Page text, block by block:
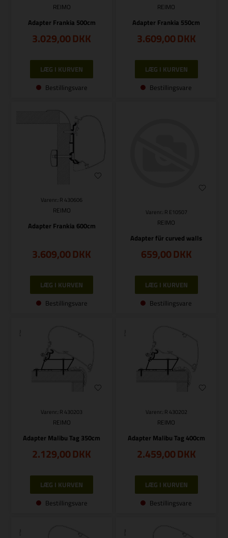
REIMO
Adapter Frankia 500cm
3.029,00DKK
Bestillingsvare
REIMO
Adapter Frankia 550cm
3.609,00DKK
Bestillingsvare
Varenr.: R 430606
REIMO
Adapter Frankia 600cm
3.609,00DKK
Bestillingsvare
Varenr.: R E10507
REIMO
Adapter für curved walls
659,00DKK
Bestillingsvare
Varenr.: R 430203
REIMO
Adapter Malibu Tag 350cm
2.129,00DKK
Bestillingsvare
Varenr.: R 430202
REIMO
Adapter Malibu Tag 400cm
2.459,00DKK
Bestillingsvare